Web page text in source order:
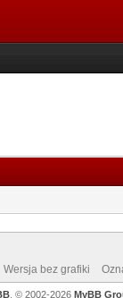
Wersja bez grafiki
, © 2002-2026 MyBB